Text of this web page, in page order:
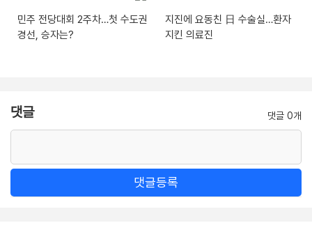
민주 전당대회 2주차…첫 수도권
경선, 승자는?
지진에 요동친 日 수술실…환자
지킨 의료진
댓글 댓글 0개
댓글등록